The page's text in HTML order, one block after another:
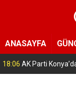
ANASAYFA
16:56 Selçuklu’da geleceğin